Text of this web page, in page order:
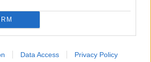
Data Access Privacy Policy
c nécessaire dês que vous senter la
un cachet, pour ma part j'en prend un
1 Réaction